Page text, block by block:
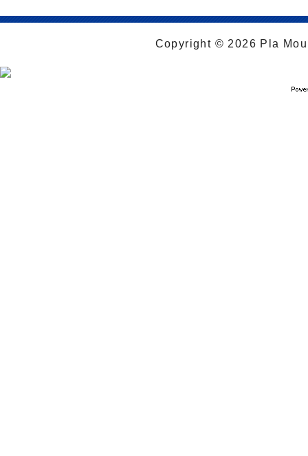
Copyright © 2026 Pla